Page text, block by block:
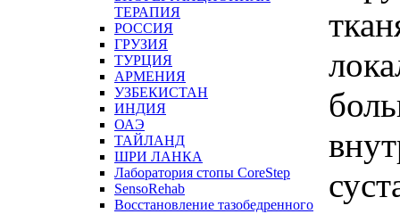
ТЕРАПИЯ
РОССИЯ
ГРУЗИЯ
ТУРЦИЯ
АРМЕНИЯ
УЗБЕКИСТАН
ИНДИЯ
ОАЭ
ТАЙЛАНД
ШРИ ЛАНКА
Лаборатория стопы CoreStep
SensoRehab
Восстановление тазобедренного